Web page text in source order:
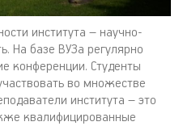
института – научно-
На базе ВУЗа регулярно
конференции. Студенты
во множестве
института – это
квалифицированные